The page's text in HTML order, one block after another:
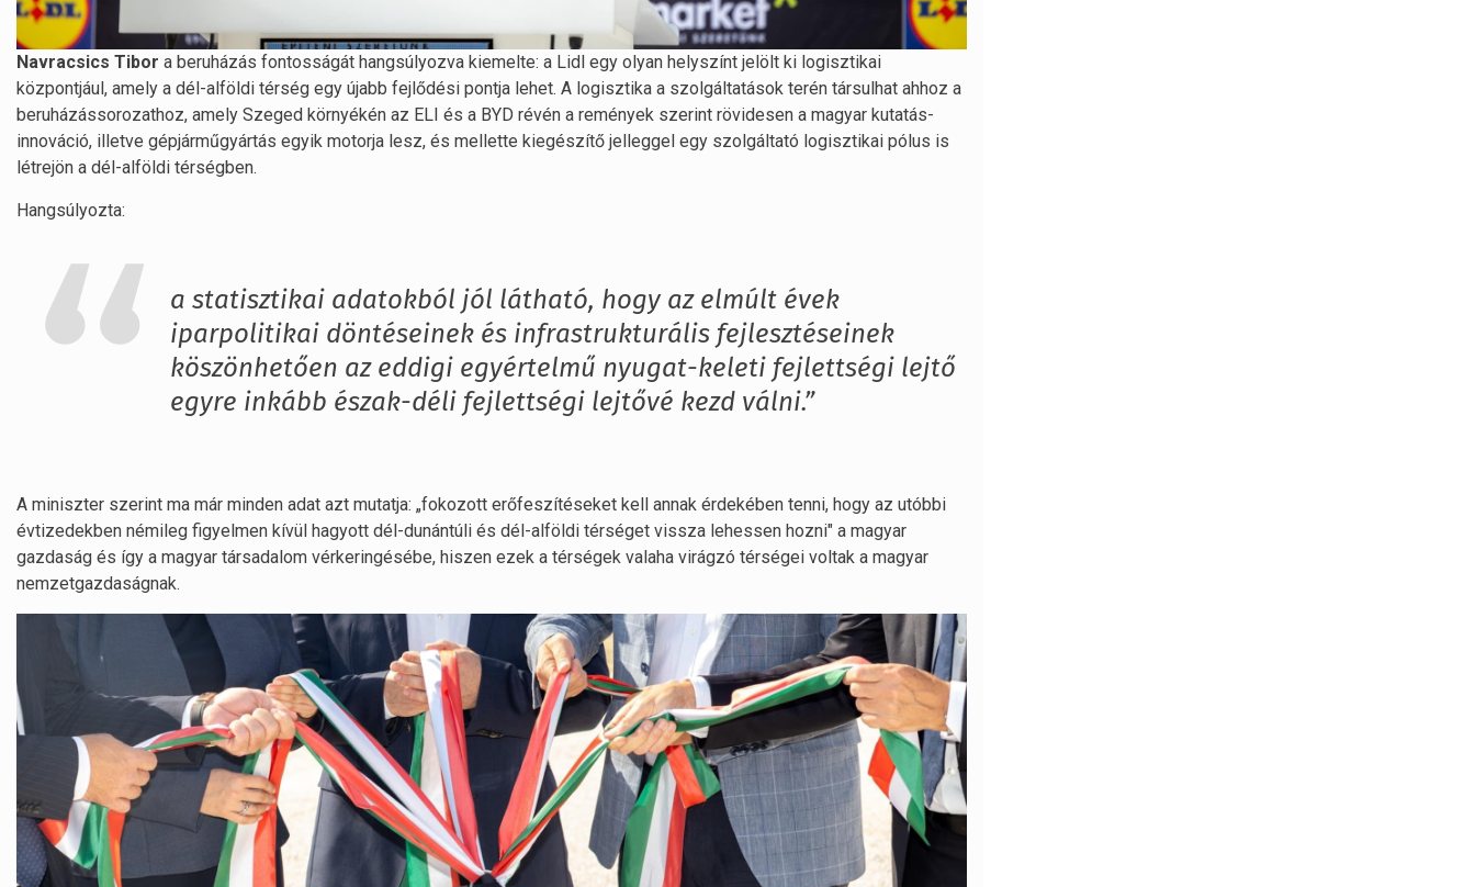
Navracsics Tibor a beruházás fontosságát hangsúlyozva kiemelte: a Lidl egy olyan helyszínt jelölt ki logisztikai
központjául, amely a dél-alföldi térség egy újabb fejlődési pontja lehet. A logisztika a szolgáltatások terén társulhat ahhoz a
beruházássorozathoz, amely Szeged környékén az ELI és a BYD révén a remények szerint rövidesen a magyar kutatás-
innováció, illetve gépjárműgyártás egyik motorja lesz, és mellette kiegészítő jelleggel egy szolgáltató logisztikai pólus is
létrejön a dél-alföldi térségben.
Hangsúlyozta:
a statisztikai adatokból jól látható, hogy az elmúlt évek
iparpolitikai döntéseinek és infrastrukturális fejlesztéseinek
köszönhetően az eddigi egyértelmű nyugat-keleti fejlettségi lejtő
egyre inkább észak-déli fejlettségi lejtővé kezd válni.”
A miniszter szerint ma már minden adat azt mutatja: „fokozott erőfeszítéseket kell annak érdekében tenni, hogy az utóbbi
évtizedekben némileg figyelmen kívül hagyott dél-dunántúli és dél-alföldi térséget vissza lehessen hozni" a magyar
gazdaság és így a magyar társadalom vérkeringésébe, hiszen ezek a térségek valaha virágzó térségei voltak a magyar
nemzetgazdaságnak.